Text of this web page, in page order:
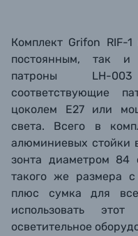
Комплект Grifon RIF-
постоянным, так
патроны LH-
соответствующие
цоколем Е27или
света. Всего в
алюминиевых стойки
зонта диаметром
такого же размера с
плюс сумка для
использовать
осветительное